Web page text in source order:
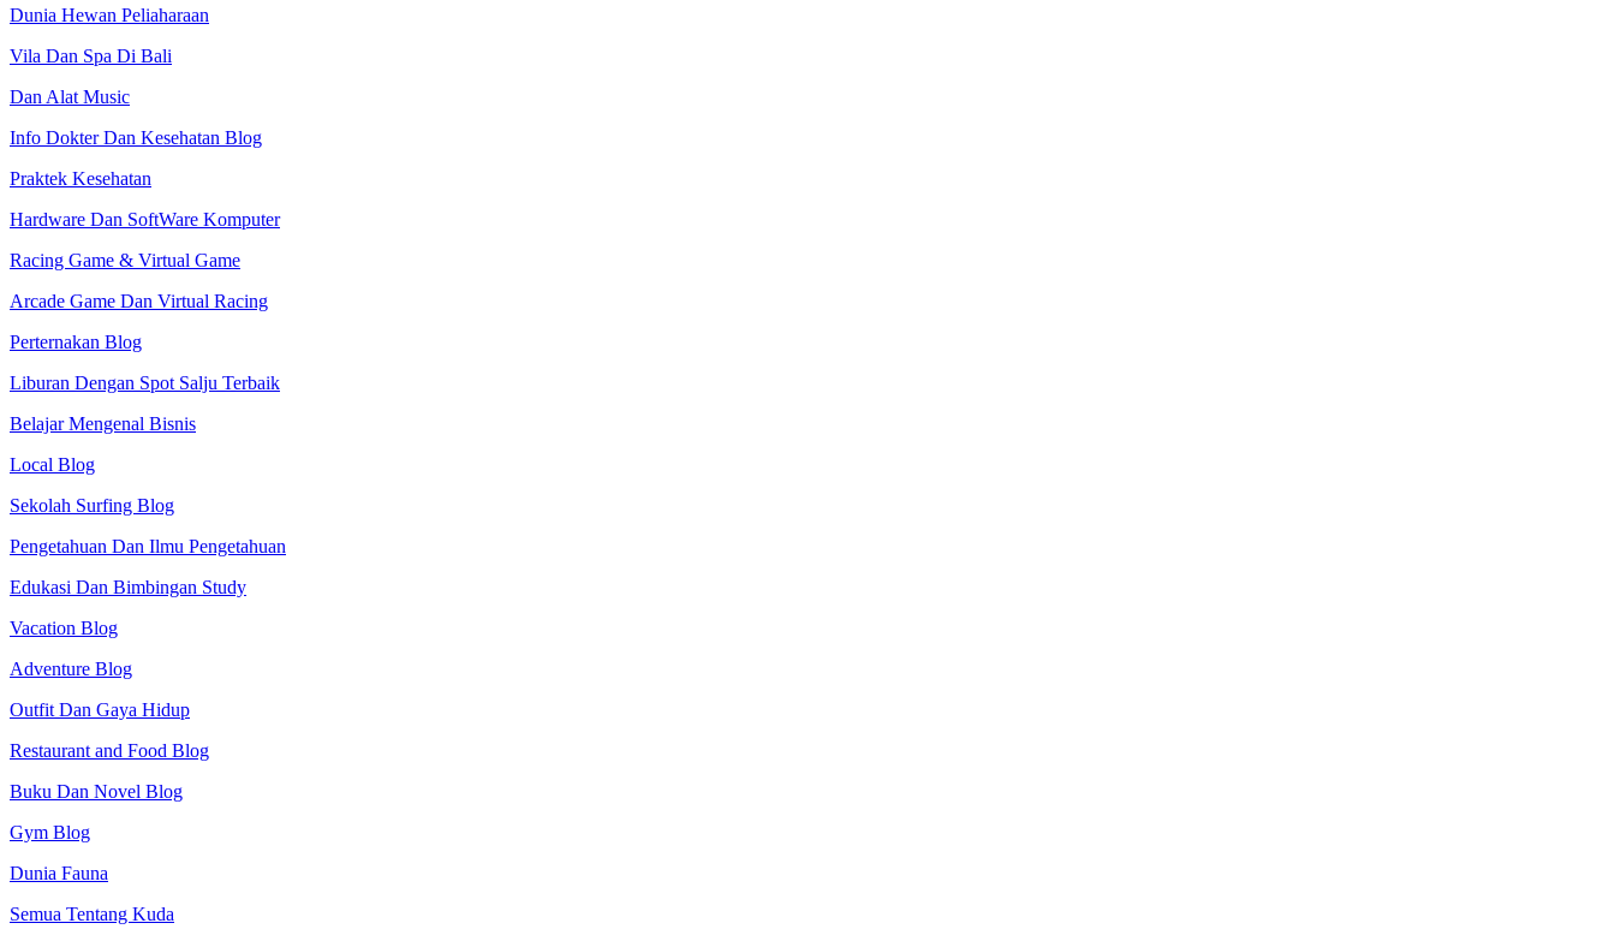
Dunia Hewan Peliaharaan
Vila Dan Spa Di Bali
Dan Alat Music
Info Dokter Dan Kesehatan Blog
Praktek Kesehatan
Hardware Dan SoftWare Komputer
Racing Game & Virtual Game
Arcade Game Dan Virtual Racing
Perternakan Blog
Liburan Dengan Spot Salju Terbaik
Belajar Mengenal Bisnis
Local Blog
Sekolah Surfing Blog
Pengetahuan Dan Ilmu Pengetahuan
Edukasi Dan Bimbingan Study
Vacation Blog
Adventure Blog
Outfit Dan Gaya Hidup
Restaurant and Food Blog
Buku Dan Novel Blog
Gym Blog
Dunia Fauna
Semua Tentang Kuda